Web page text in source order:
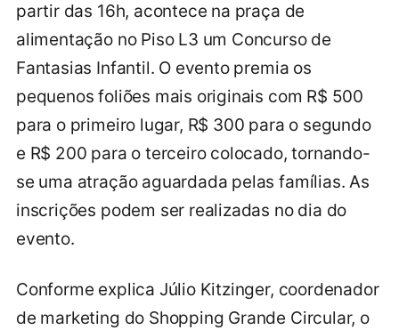
partir das 16h, acontece na praça de
alimentação no Piso L3 um Concurso de
Fantasias Infantil. O evento premia os
pequenos foliões mais originais com R$ 500
para o primeiro lugar, R$ 300 para o segundo
e R$ 200 para o terceiro colocado, tornando-
se uma atração aguardada pelas famílias. As
inscrições podem ser realizadas no dia do
evento.
Conforme explica Júlio Kitzinger, coordenador
de marketing do Shopping Grande Circular, o